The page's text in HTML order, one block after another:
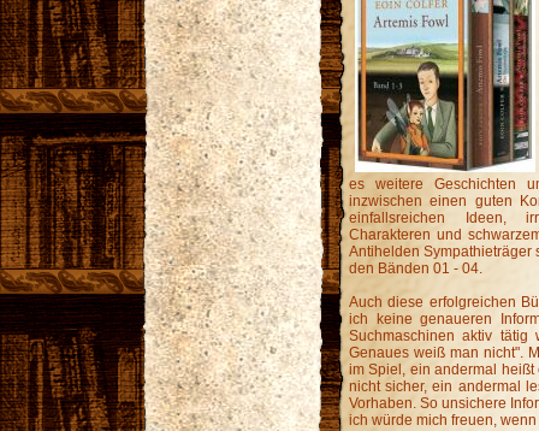
es weitere Geschichten
inzwischen einen guten
einfallsreichen Ideen,
Charakteren und
Antihelden Sympathieträger
den Bänden 01 - 04.
Auch diese erfolgreichen
ich keine genaueren
Suchmaschinen aktiv
Genaues weiß man nicht".
im Spiel, ein andermal
nicht sicher, ein andermal
Vorhaben. So unsichere
ich würde mich freuen,